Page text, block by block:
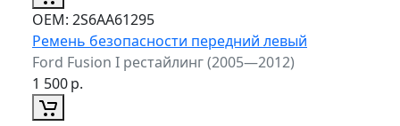
ОЕМ: 2S6AA61295
Ремень безопасности передний левый
Ford Fusion I рестайлинг (2005—2012)
1 500р.